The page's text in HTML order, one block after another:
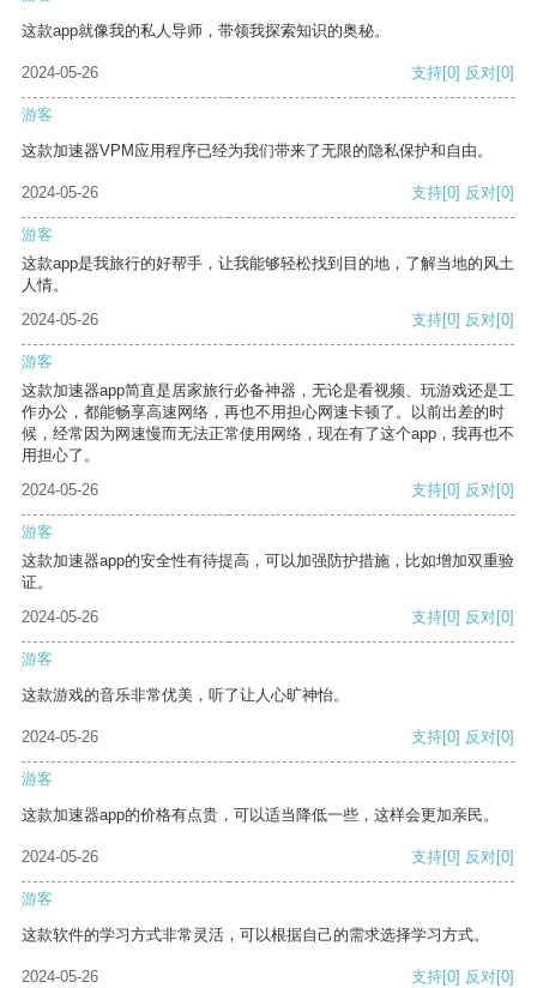
这款app就像我的私人导师，带领我探索知识的奥秘。
2024-05-26 支持[0] 反对[0]
游客
这款加速器VPM应用程序已经为我们带来了无限的隐私保护和自由。
2024-05-26 支持[0] 反对[0]
游客
这款app是我旅行的好帮手，让我能够轻松找到目的地，了解当地的风土
人情。
2024-05-26
支持[0] 反对[0]
游客
这款加速器app简直是居家旅行必备神器，无论是看视频、玩游戏还是工
作办公，都能畅享高速网络，再也不用担心网速卡顿了。以前出差的时
候，经常因为网速慢而无法正常使用网络，现在有了这个app，我再也不
用担心了。
2024-05-26
支持[0] 反对[0]
游客
这款加速器app的安全性有待提高，可以加强防护措施，比如增加双重验
证。
2024-05-26
支持[0] 反对[0]
游客
这款游戏的音乐非常优美，听了让人心旷神怡。
2024-05-26 支持[0] 反对[0]
游客
这款加速器app的价格有点贵，可以适当降低一些，这样会更加亲民。
2024-05-26 支持[0] 反对[0]
游客
这款软件的学习方式非常灵活，可以根据自己的需求选择学习方式。
2024-05-26 支持[0] 反对[0]